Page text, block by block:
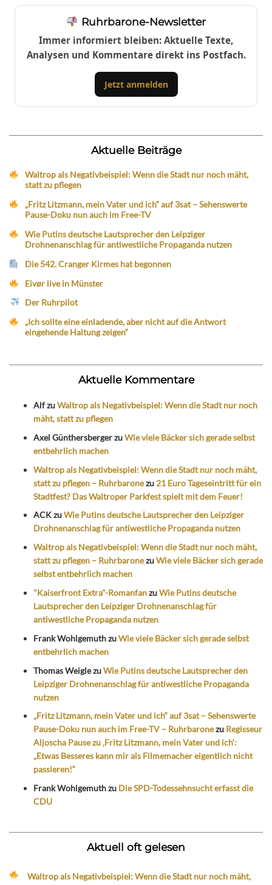
Ruhrbarone-Newsletter
Immer informiert bleiben: Aktuelle Texte,
Analysen und Kommentare direkt ins Postfach.
Jetzt anmelden
Aktuelle Beiträge
Waltrop als Negativbeispiel: Wenn die Stadt nur noch mäht,
statt zu pflegen
„Fritz Litzmann, mein Vater und ich“ auf 3sat – Sehenswerte
Pause-Doku nun auch im Free-TV
Wie Putins deutsche Lautsprecher den Leipziger
Drohnenanschlag für antiwestliche Propaganda nutzen
Die 542. Cranger Kirmes hat begonnen
Eivør live in Münster
Der Ruhrpilot
„Ich sollte eine einladende, aber nicht auf die Antwort
eingehende Haltung zeigen“
Aktuelle Kommentare
AlfzuWaltrop als Negativbeispiel: Wenn die Stadt nur noch
mäht, statt zu pflegen
Axel GünthersbergerzuWie viele Bäcker sich gerade selbst
entbehrlich machen
Waltrop als Negativbeispiel: Wenn die Stadt nur noch mäht,
statt zu pflegen – Ruhrbaronezu 21 Euro Tageseintritt für ein
Stadtfest? Das Waltroper Parkfest spielt mit dem Feuer!
ACKzuWie Putins deutsche Lautsprecher den Leipziger
Drohnenanschlag für antiwestliche Propaganda nutzen
Waltrop als Negativbeispiel: Wenn die Stadt nur noch mäht,
statt zu pflegen – RuhrbaronezuWie viele Bäcker sich gerade
selbst entbehrlich machen
"Kaiserfront Extra"-RomanfanzuWie Putins deutsche
Lautsprecher den Leipziger Drohnenanschlag für
antiwestliche Propaganda nutzen
Frank WohlgemuthzuWie viele Bäcker sich gerade selbst
entbehrlich machen
Thomas WeiglezuWie Putins deutsche Lautsprecher den
Leipziger Drohnenanschlag für antiwestliche Propaganda
nutzen
„Fritz Litzmann, mein Vater und ich“ auf 3sat – Sehenswerte
Pause-Doku nun auch im Free-TV – Ruhrbaronezu Regisseur
Aljoscha Pause zu ‚Fritz Litzmann, mein Vater und ich‘:
„Etwas Besseres kann mir als Filmemacher eigentlich nicht
passieren!“
Frank Wohlgemuthzu Die SPD-Todessehnsucht erfasst die
CDU
Aktuell oft gelesen
Waltrop als Negativbeispiel: Wenn die Stadt nur noch mäht,